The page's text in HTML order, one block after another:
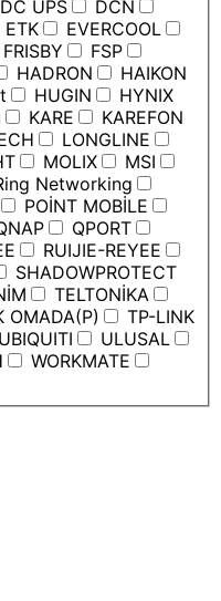
DC UPS
DCN
ETK
EVERCOOL
FRISBY
FSP
HADRON
HAIKON
HUGIN
HYNIX
KARE
KAREFON
LONGLINE
MOLIX
MSI
Networking
POİNT MOBİLE
QPORT
RUIJIE-REYEE
SHADOWPROTECT
TELTONİKA
OMADA(P)
TP-LINK
UBIQUITI
ULUSAL
WORKMATE